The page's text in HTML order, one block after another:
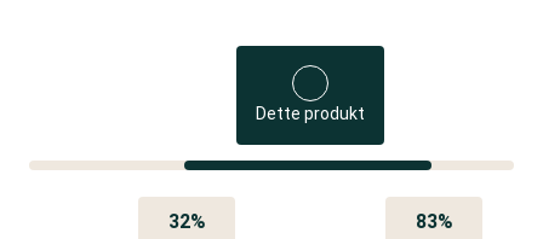
Dette produkt
32% 83%